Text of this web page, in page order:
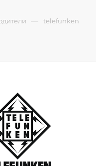
— telefunken